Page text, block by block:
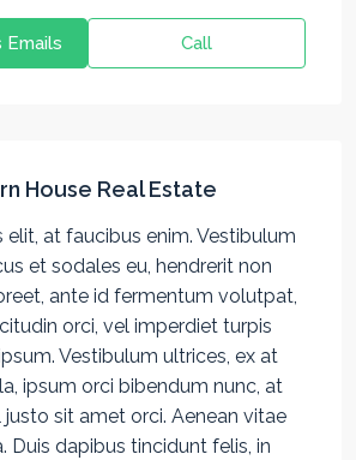
Emails Call
House Real Estate
elit, at faucibus enim. Vestibulum
et sodales eu, hendrerit non
ante id fermentum volutpat,
orci, vel imperdiet turpis
Vestibulum ultrices, ex at
ipsum orci bibendum nunc, at
sit amet orci. Aenean vitae
Duis dapibus tincidunt felis, in